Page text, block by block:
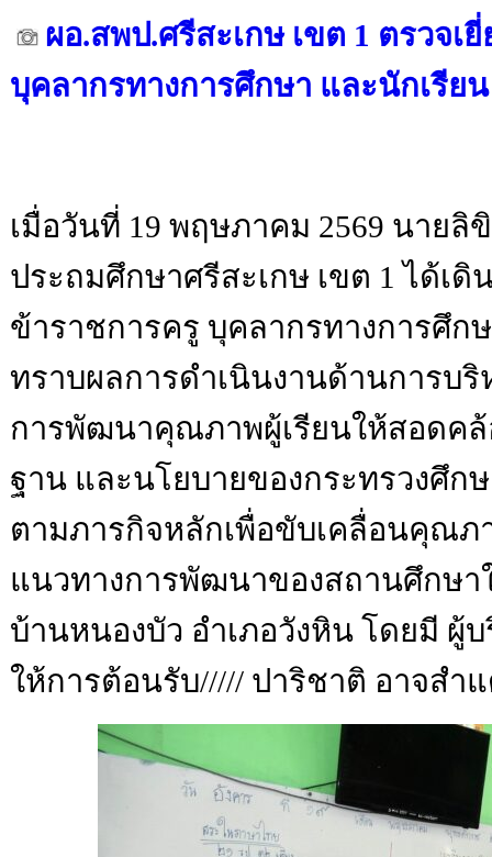
ผอ.สพป.ศรีสะเกษ เขต 1 ตรวจ
บุคลากรทางการศึกษา และนักเรีย
เมื่อวันที่ 19 พฤษภาคม 2569 นาย
ประถมศึกษาศรีสะเกษ เขต 1 ได้เ
ข้าราชการครู บุคลากรทางการศึก
ทราบผลการดำเนินงานด้านการบ
การพัฒนาคุณภาพผู้เรียนให้สอดค
ฐาน และนโยบายของกระทรวงศึก
ตามภารกิจหลักเพื่อขับเคลื่อนคุณภ
แนวทางการพัฒนาของสถานศึกษา
บ้านหนองบัว อำเภอวังหิน โดยมี ผู้
ให้การต้อนรับ///// ปาริชาติ อาจสำ